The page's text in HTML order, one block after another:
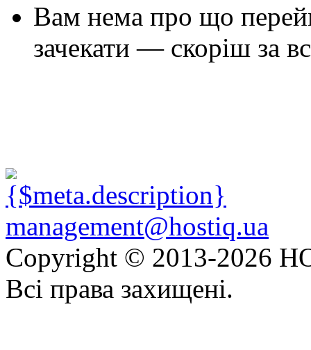
Вам нема про що
зачекати — скоріш за
management@hostiq.ua
Copyright © 2013-2026
Всі права захищені.